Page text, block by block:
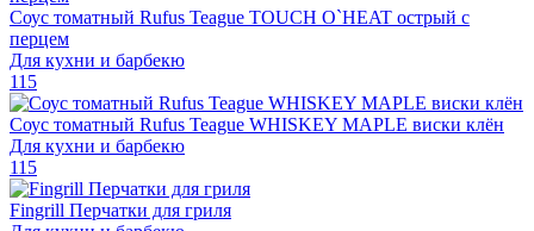
Соус томатный Rufus Teague TOUCH O`HEAT острый с
перцем
Для кухни и барбекю
115
Соус томатный Rufus Teague WHISKEY MAPLE виски клён
Для кухни и барбекю
115
Fingrill Перчатки для гриля